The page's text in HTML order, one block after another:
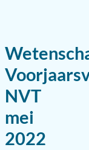
NVT
mei
2022